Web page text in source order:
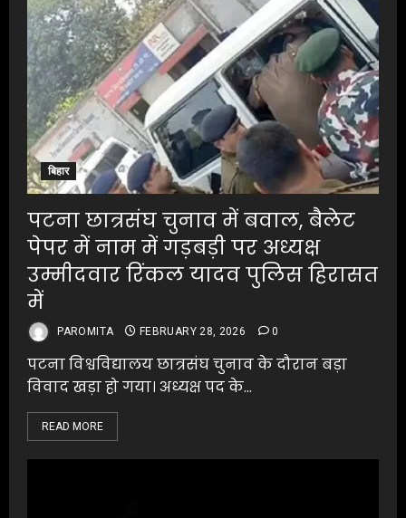
बिहार
पटना छात्रसंघ चुनाव में बवाल, बैलेट
पेपर में नाम में गड़बड़ी पर अध्यक्ष
उम्मीदवार रिंकल यादव पुलिस हिरासत
में
PAROMITA FEBRUARY 28, 2026 0
पटना विश्वविद्यालय छात्रसंघ चुनाव के दौरान बड़ा
विवाद खड़ा हो गया। अध्यक्ष पद के...
READ MORE